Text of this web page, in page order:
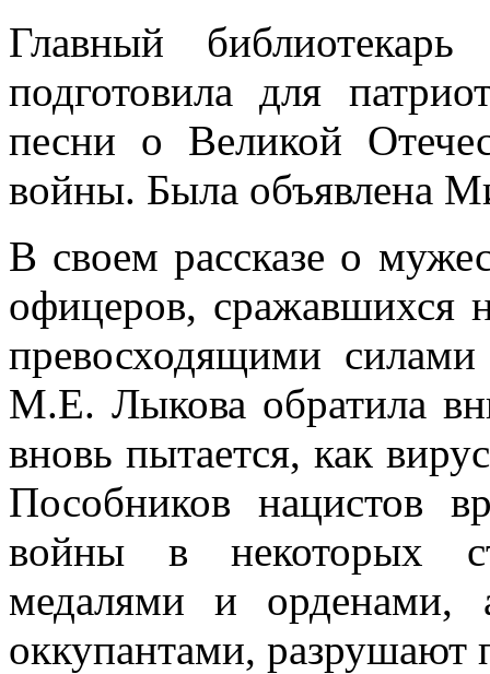
Главный
подготовила для
песни о Великой
войны. Была объявлена
В своем рассказе о
офицеров, сражавшихся
превосходящими
М.Е. Лыкова обратила
вновь пытается, как
Пособников нацистов
войны в некоторых
медалями и орденами,
оккупантами, разрушают